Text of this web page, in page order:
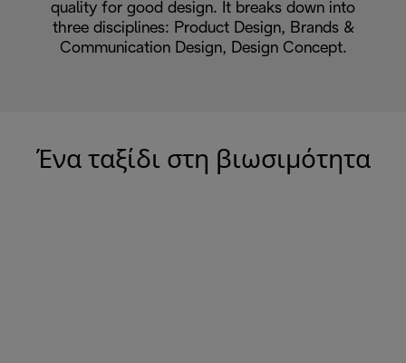
quality for good design. It breaks down into
three disciplines: Product Design, Brands &
Communication Design, Design Concept.
Ένα ταξίδι στη βιωσιμότητα